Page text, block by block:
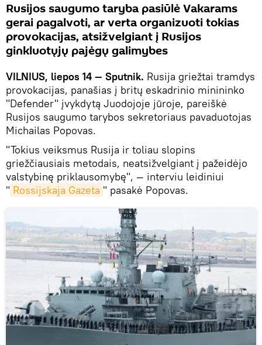
Rusijos saugumo taryba pasiūlė Vakarams
gerai pagalvoti, ar verta organizuoti tokias
provokacijas, atsižvelgiant į Rusijos
ginkluotųjų pajėgų galimybes
VILNIUS, liepos 14 — Sputnik. Rusija griežtai tramdys
provokacijas, panašias į britų eskadrinio minininko
"Defender" įvykdytą Juodojoje jūroje, pareiškė
Rusijos saugumo tarybos sekretoriaus pavaduotojas
Michailas Popovas.
"Tokius veiksmus Rusija ir toliau slopins
griežčiausiais metodais, neatsižvelgiant į pažeidėjo
valstybinę priklausomybę", — interviu leidiniui
" Rossijskaja Gazeta " pasakė Popovas.